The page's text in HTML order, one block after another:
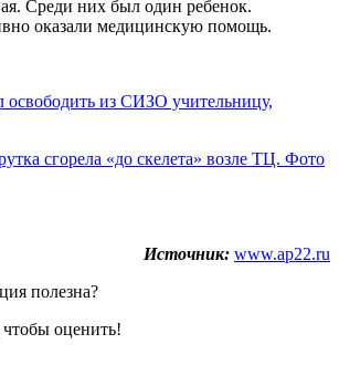
Среди них был один ребенок.
оказали медицинскую помощь.
освободить из СИЗО учительницу,
сгорела «до скелета» возле ТЦ. Фото
Источник: www.ap22.ru
полезна?
оценить!